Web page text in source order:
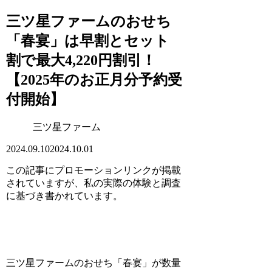
三ツ星ファームのおせち
「春宴」は早割とセット
割で最大4,220円割引！
【2025年のお正月分予約受
付開始】
三ツ星ファーム
2024.09.102024.10.01
この記事にプロモーションリンクが掲載
されていますが、私の実際の体験と調査
に基づき書かれています。
三ツ星ファームのおせち「春宴」が数量